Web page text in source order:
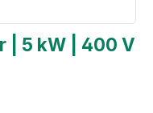
| 5 kW | 400 V